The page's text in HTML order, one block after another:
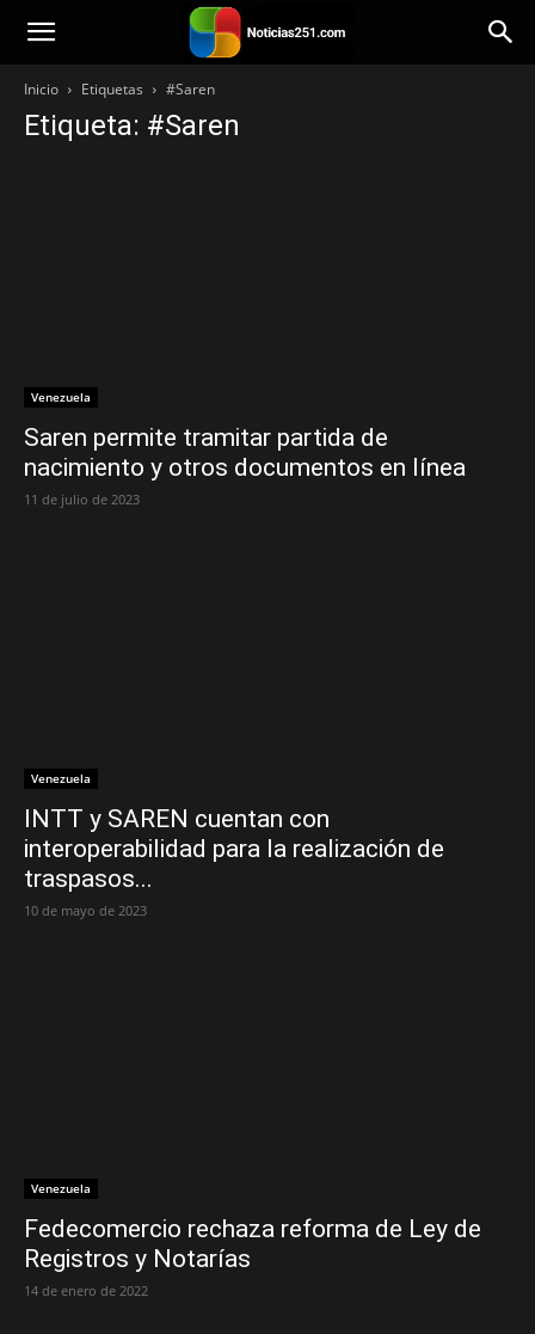
Noticias251
Inicio Etiquetas #Saren
Etiqueta: #Saren
Venezuela
Saren permite tramitar partida de
nacimiento y otros documentos en línea
11 de julio de 2023
Venezuela
INTT y SAREN cuentan con
interoperabilidad para la realización de
traspasos...
10 de mayo de 2023
Venezuela
Fedecomercio rechaza reforma de Ley de
Registros y Notarías
14 de enero de 2022